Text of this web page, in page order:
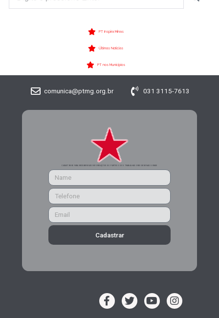
PT Inspira Minas
Últimas Notícias
PT nos Municípios
comunica@ptmg.org.br 031 3115-7613
CADASTRE-SE PARA RECEBER MAIS INFORMAÇÕES DO PARTIDO DOS TRABALHADORES DE MINAS GERAIS
Cadastrar